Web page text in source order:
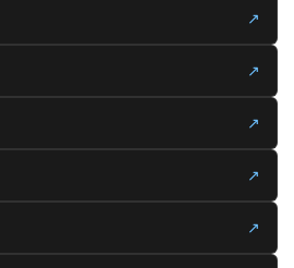
↗
↗
↗
↗
↗